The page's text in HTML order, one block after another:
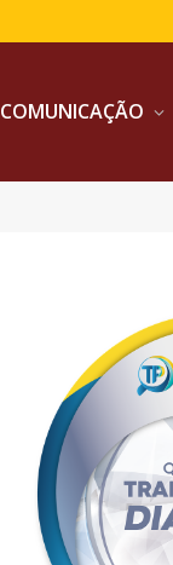
COMUNICAÇÃO